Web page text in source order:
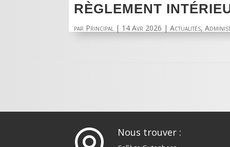
RÈGLEMENT
par Principal | 14 Avr 2026 |Actualités,
Nous trouver :